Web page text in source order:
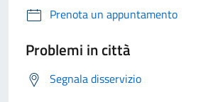
Prenota un appuntamento
Problemi in città
Segnala disservizio